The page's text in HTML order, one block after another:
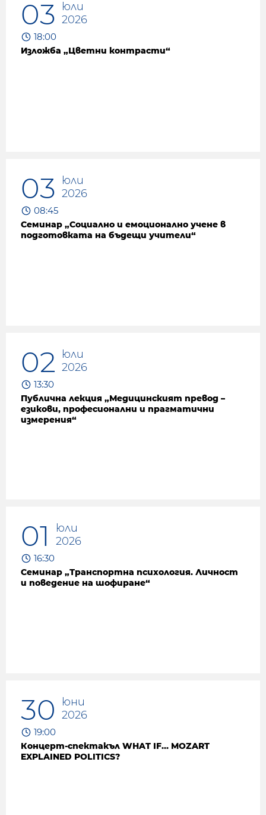
03
юли
2026
18:00
Изложба „Цветни контрасти“
03
юли
2026
08:45
Семинар „Социално и емоционално учене в
подготовката на бъдещи учители“
02
юли
2026
13:30
Публична лекция „Медицинският превод –
езикови, професионални и прагматични
измерения“
01
юли
2026
16:30
Семинар „Транспортна психология. Личност
и поведение на шофиране“
30
юни
2026
19:00
Концерт-спектакъл WHAT IF… MOZART
EXPLAINED POLITICS?